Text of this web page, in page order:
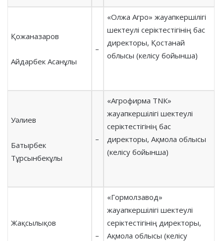
Қожаназаров
Айдарбек Асанұлы
–
«Олжа Агро» жауапкершілігі
шектеулі серіктестігінің бас
директоры, Қостанай
облысы (келісу бойынша)
Уәлиев
Батырбек
Тұрсынбекұлы
–
«Агрофирма ТNК»
жауапкершілігі шектеулі
серіктестігінің бас
директоры, Ақмола облысы
(келісу бойынша)
Жақсылықов
–
«Гормолзавод»
жауапкершілігі шектеулі
серіктестігінің директоры,
Ақмола облысы (келісу